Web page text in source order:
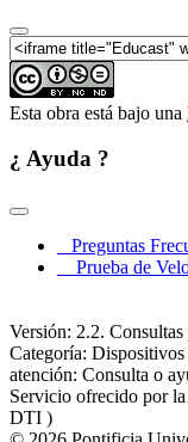
II
II
II
II
Esta obra está bajo una
¿ Ayuda ?
Preguntas
Prueba de
Versión: 2.2.
Categoría:
atención: Consulta o
Servicio ofrecido por
DTI )